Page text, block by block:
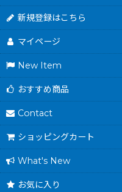
新規登録はこちら
マイページ
New Item
おすすめ商品
Contact
ショッピングカート
What's New
お気に入り